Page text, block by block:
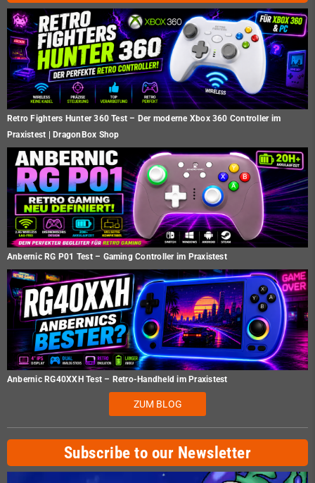
Retro Fighters Hunter 360 Test – Der moderne Xbox 360 Controller im
Praxistest | DragonBox Shop
Anbernic RG P01 Test – Gaming Controller im Praxistest
Anbernic RG40XXH Test – Retro-Handheld im Praxistest
ZUM BLOG
Subscribe to our Newsletter